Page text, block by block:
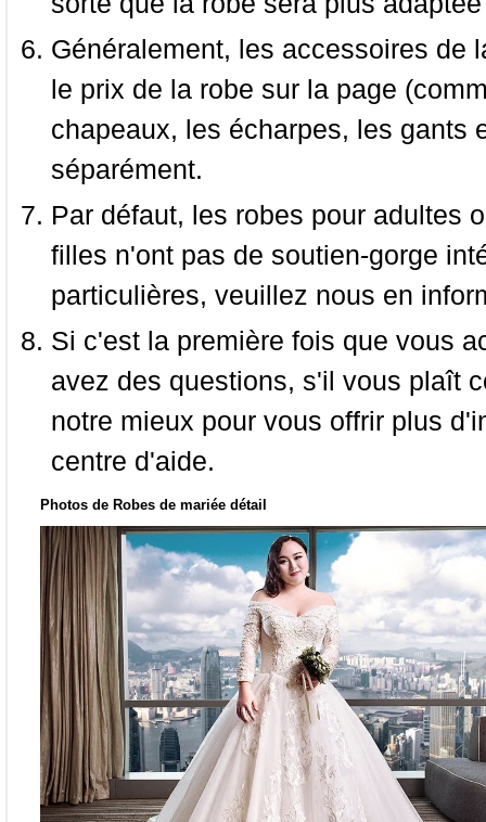
Généralement, les accessoires de
le prix de la robe sur la page
chapeaux, les écharpes, les gants
séparément.
Par défaut, les robes pour adultes
filles n'ont pas de soutien-gorge
particulières, veuillez nous en
Si c'est la première fois que vous
avez des questions, s'il vous plaît
notre mieux pour vous offrir plus
centre d'aide.
Photos de Robes de mariée détail